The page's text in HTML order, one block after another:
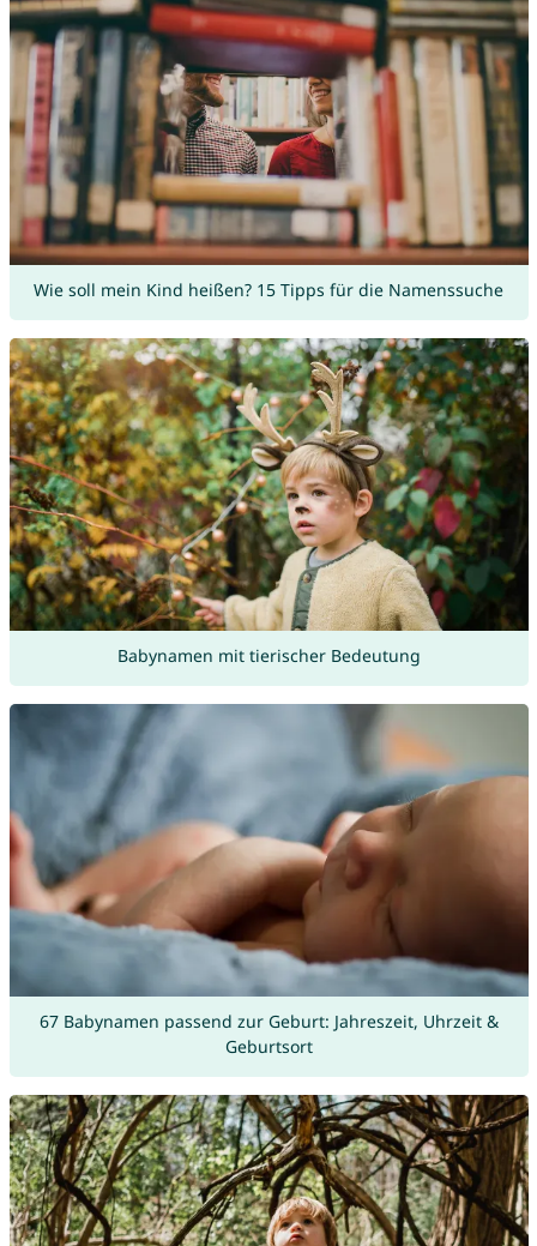
Wie soll mein Kind heißen? 15 Tipps für die Namenssuche
Babynamen mit tierischer Bedeutung
67 Babynamen passend zur Geburt: Jahreszeit, Uhrzeit &
Geburtsort